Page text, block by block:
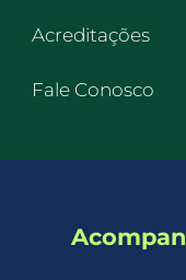
Acreditações
Fale Conosco